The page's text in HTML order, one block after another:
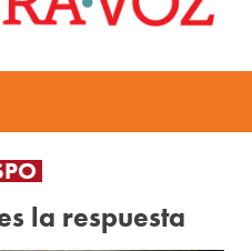
la respuesta